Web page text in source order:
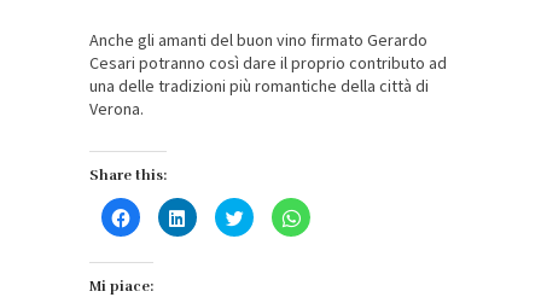
Anche gli amanti del buon vino firmato Gerardo
Cesari potranno così dare il proprio contributo ad
una delle tradizioni più romantiche della città di
Verona.
Share this:
Fai
clic
Facebook
Fai
clic
Fai
clic
Fai
clic
Mi piace: